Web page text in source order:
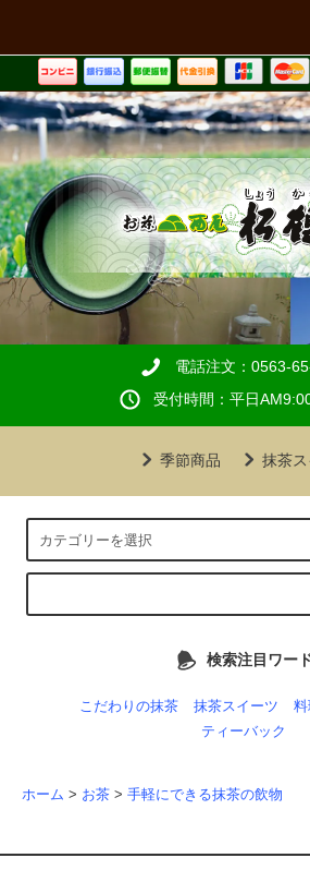
電話注文：0563-
受付時間：平日
季節商品 抹茶
検索注目ワー
こだわりの抹茶 抹茶スイーツ
ティーバック
ホーム > お茶 > 手軽にできる抹茶の飲物